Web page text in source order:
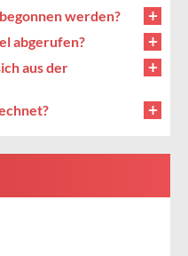
werden?
abgerufen?
aus der